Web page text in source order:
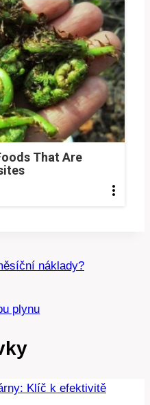
That Are
náklady?
plynu